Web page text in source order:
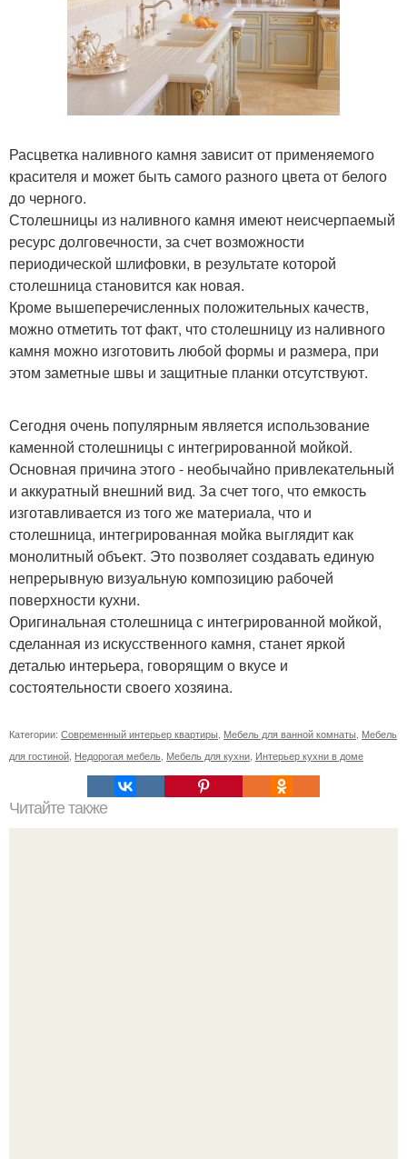
Расцветка наливного камня зависит от применяемого
красителя и может быть самого разного цвета от белого
до черного.
Столешницы из наливного камня имеют неисчерпаемый
ресурс долговечности, за счет возможности
периодической шлифовки, в результате которой
столешница становится как новая.
Кроме вышеперечисленных положительных качеств,
можно отметить тот факт, что столешницу из наливного
камня можно изготовить любой формы и размера, при
этом заметные швы и защитные планки отсутствуют.
Сегодня очень популярным является использование
каменной столешницы с интегрированной мойкой.
Основная причина этого - необычайно привлекательный
и аккуратный внешний вид. За счет того, что емкость
изготавливается из того же материала, что и
столешница, интегрированная мойка выглядит как
монолитный объект. Это позволяет создавать единую
непрерывную визуальную композицию рабочей
поверхности кухни.
Оригинальная столешница с интегрированной мойкой,
сделанная из искусственного камня, станет яркой
деталью интерьера, говорящим о вкусе и
состоятельности своего хозяина.
Категории: Современный интерьер квартиры Мебель для ванной комнаты Мебель
для гостиной Недорогая мебель Мебель для кухни Интерьер кухни в доме
Читайте также